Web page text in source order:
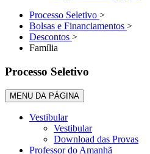
Processo Seletivo >
Bolsas e Financiamentos >
Descontos >
Família
Processo Seletivo
MENU DA PÁGINA
Vestibular
Vestibular
Download das Provas
Professor do Amanhã